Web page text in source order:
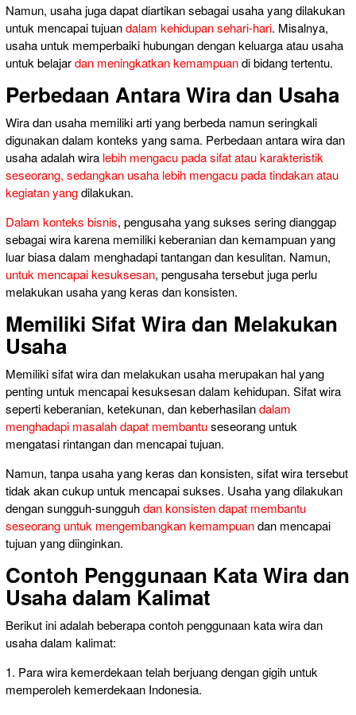
Namun, usaha juga dapat diartikan sebagai usaha yang dilakukan
untuk mencapai tujuandalam kehidupan sehari-hari. Misalnya,
usaha untuk memperbaiki hubungan dengan keluarga atau usaha
untuk belajardan meningkatkan kemampuandi bidang tertentu.
Perbedaan Antara Wira dan Usaha
Wira dan usaha memiliki arti yang berbeda namun seringkali
digunakan dalam konteks yang sama. Perbedaan antara wira dan
usaha adalah wira lebih mengacu pada sifat atau karakteristik
seseorang, sedangkan usaha lebih mengacu pada tindakan atau
kegiatan yangdilakukan.
Dalam konteks bisnis, pengusaha yang sukses sering dianggap
sebagai wira karena memiliki keberanian dan kemampuan yang
luar biasa dalam menghadapi tantangan dan kesulitan. Namun,
untuk mencapai kesuksesan, pengusaha tersebut juga perlu
melakukan usaha yang keras dan konsisten.
Memiliki Sifat Wira dan Melakukan
Usaha
Memiliki sifat wira dan melakukan usaha merupakan hal yang
penting untuk mencapai kesuksesan dalam kehidupan. Sifat wira
seperti keberanian, ketekunan, dan keberhasilandalam
menghadapi masalah dapat membantuseseorang untuk
mengatasi rintangan dan mencapai tujuan.
Namun, tanpa usaha yang keras dan konsisten, sifat wira tersebut
tidak akan cukup untuk mencapai sukses. Usaha yang dilakukan
dengan sungguh-sungguhdan konsisten dapat membantu
seseorang untuk mengembangkan kemampuandan mencapai
tujuan yang diinginkan.
Contoh Penggunaan Kata Wira dan
Usaha dalam Kalimat
Berikut ini adalah beberapa contoh penggunaan kata wira dan
usaha dalam kalimat:
1. Para wira kemerdekaan telah berjuang dengan gigih untuk
memperoleh kemerdekaan Indonesia.